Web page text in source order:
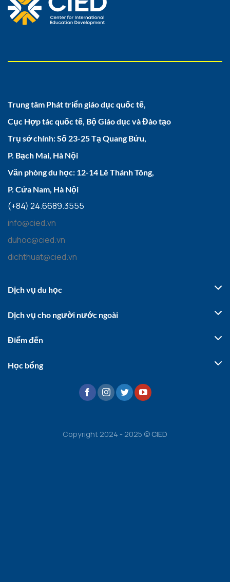
Trung tâm Phát triển giáo dục quốc tế,
Cục Hợp tác quốc tế, Bộ Giáo dục và Đào tạo
Trụ sở chính: Số 23-25 Tạ Quang Bửu,
P. Bạch Mai, Hà Nội
Văn phòng du học: 12-14 Lê Thánh Tông,
P. Cửa Nam, Hà Nội
(+84) 24.6689.3555
info@cied.vn
duhoc@cied.vn
dichthuat@cied.vn
Dịch vụ du học
Dịch vụ cho người nước ngoài
Điểm đến
Học bổng
Copyright 2024 - 2025 ©CIED